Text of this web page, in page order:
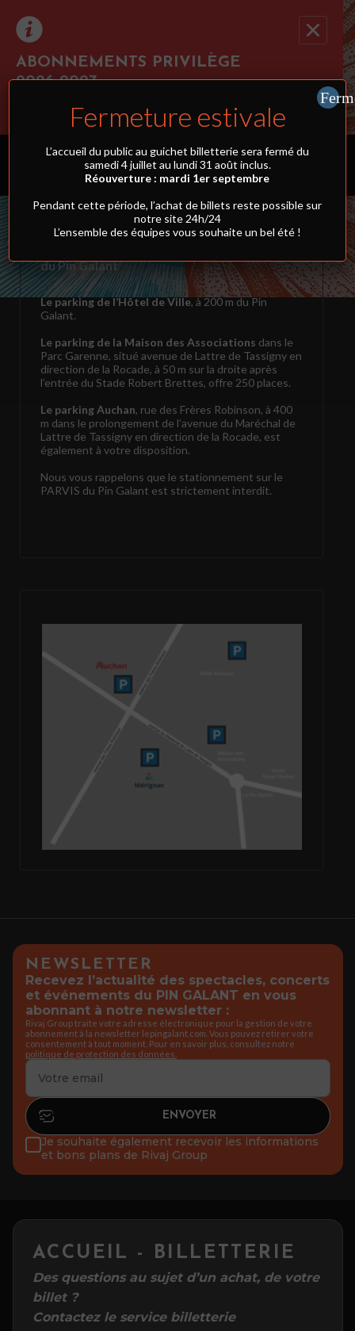
ABONNEMENTS PRIVILÈGE
2026-2027
simultanément et profiter du tarif abonnement !
OÙ GARER SA
VOITURE ?
du Pin Galant
Le parking de l’Hôtel de Ville, à 200 m du Pin
Galant.
Le parking de la Maison des Associations dans le
Parc Garenne, situé avenue de Lattre de Tassigny en
direction de la Rocade, à 50 m sur la droite après
l’entrée du Stade Robert Brettes, offre 250 places.
Le parking Auchan, rue des Frères Robinson, à 400
m dans le prolongement de l’avenue du Maréchal de
Lattre de Tassigny en direction de la Rocade, est
également à votre disposition.
Nous vous rappelons que le stationnement sur le
PARVIS du Pin Galant est strictement interdit.
NEWSLETTER
Recevez l’actualité des spectacles, concerts
et événements du PIN GALANT en vous
abonnant à notre newsletter :
Rivaj Group traite votre adresse électronique pour la gestion de votre
abonnement à la newsletter lepingalant.com. Vous pouvez retirer votre
consentement à tout moment. Pour en savoir plus, consultez notre
politique de protection des données.
Je souhaite également recevoir les informations
et bons plans de Rivaj Group
ACCUEIL - BILLETTERIE
Des questions au sujet d’un achat, de votre
billet ?
Contactez le service billetterie
Fermeture estivale
L’accueil du public au guichet billetterie sera fermé du
samedi 4 juillet au lundi 31 août inclus.
Réouverture : mardi 1er septembre
Pendant cette période, l’achat de billets reste possible sur
notre site 24h/24
L’ensemble des équipes vous souhaite un bel été !